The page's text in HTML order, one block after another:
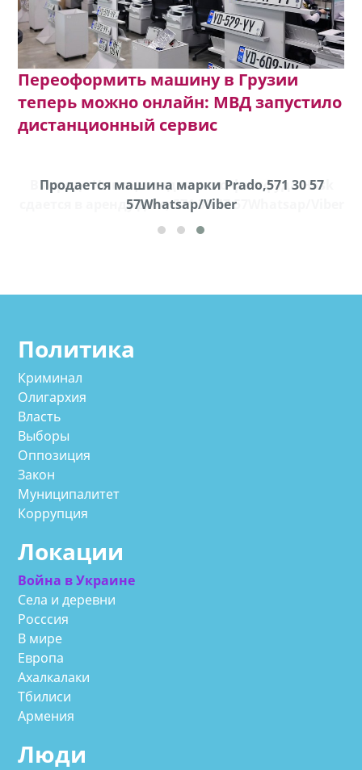
Переоформить машину в Грузии
теперь можно онлайн: МВД запустило
дистанционный сервис
Продается машина марки Prado,571 30 57
57Whatsap/Viber
Политика
Криминал
Олигархия
Власть
Выборы
Оппозиция
Закон
Муниципалитет
Коррупция
Локации
Война в Украине
Села и деревни
Росссия
В мире
Европа
Ахалкалаки
Тбилиси
Армения
Люди